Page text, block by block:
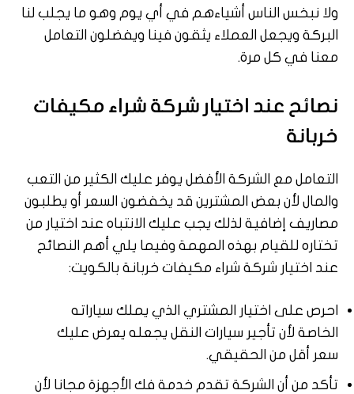
ولا نبخس الناس أشياءهم في أي يوم وهو ما يجلب لنا
البركة ويجعل العملاء يثقون فينا ويفضلون التعامل
معنا في كل مرة.
نصائح عند اختيار شركة شراء مكيفات
خربانة
التعامل مع الشركة الأفضل يوفر عليك الكثير من التعب
والمال لأن بعض المشترين قد يخفضون السعر أو يطلبون
مصاريف إضافية لذلك يجب عليك الانتباه عند اختيار من
تختاره للقيام بهذه المهمة وفيما يلي أهم النصائح
عند اختيار شركة شراء مكيفات خربانة بالكويت:
احرص على اختيار المشتري الذي يملك سياراته
الخاصة لأن تأجير سيارات النقل يجعله يعرض عليك
سعر أقل من الحقيقي.
تأكد من أن الشركة تقدم خدمة فك الأجهزة مجانا لأن